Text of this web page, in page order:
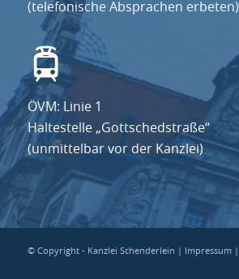
(telefonische Absprachen erbeten)
ÖVM: Linie 1
Haltestelle „Gottschedstraße“
(unmittelbar vor der Kanzlei)
© Copyright - Kanzlei Schenderlein | Impressum|